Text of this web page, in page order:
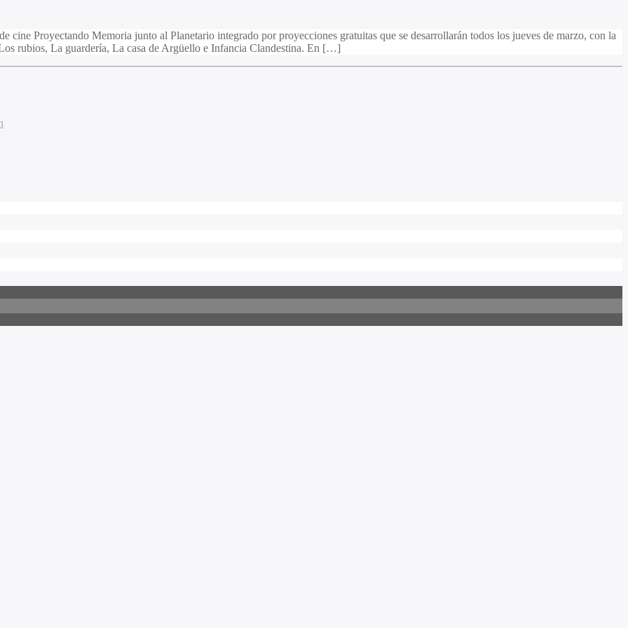
Proyectando Memoria junto al Planetario integrado por proyecciones gratuitas que se desarrollarán todos los jueves de marzo, con la
rubios, La guardería, La casa de Argüello e Infancia Clandestina. En […]